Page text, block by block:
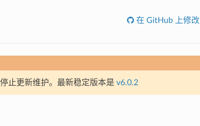
在 GitHub 上修改
止更新维护。最新稳定版本是 v6.0.2